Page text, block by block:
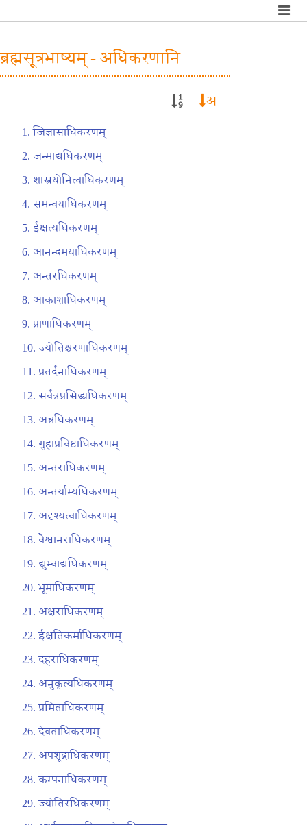
ब्रह्मसूत्रभाष्यम् - अधिकरणानि
अ
जिज्ञासाधिकरणम्
जन्माद्यधिकरणम्
शास्त्रयोनित्वाधिकरणम्
समन्वयाधिकरणम्
ईक्षत्यधिकरणम्
आनन्दमयाधिकरणम्
अन्तरधिकरणम्
आकाशाधिकरणम्
प्राणाधिकरणम्
ज्योतिश्चरणाधिकरणम्
प्रतर्दनाधिकरणम्
सर्वत्रप्रसिद्ध्यधिकरणम्
अत्त्रधिकरणम्
गुहाप्रविष्टाधिकरणम्
अन्तराधिकरणम्
अन्तर्याम्यधिकरणम्
अदृश्यत्वाधिकरणम्
वैश्वानराधिकरणम्
द्युभ्वाद्यधिकरणम्
भूमाधिकरणम्
अक्षराधिकरणम्
ईक्षतिकर्माधिकरणम्
दहराधिकरणम्
अनुकृत्यधिकरणम्
प्रमिताधिकरणम्
देवताधिकरणम्
अपशूद्राधिकरणम्
कम्पनाधिकरणम्
ज्योतिरधिकरणम्